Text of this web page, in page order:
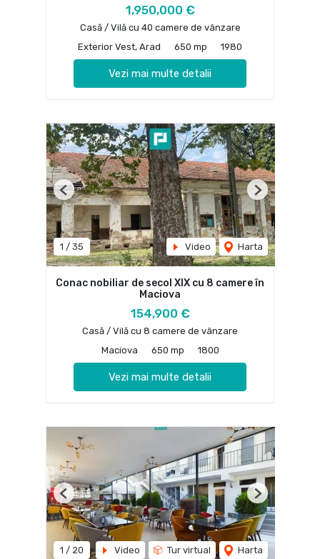
1,950,000 €
Casă / Vilă cu 40 camere de vânzare
Exterior Vest, Arad
650 mp 1980
Vezi mai multe detalii
1 / 35 Video Harta
Previous Next
Conac nobiliar de secol XIX cu 8 camere în
Maciova
154,900 €
Casă / Vilă cu 8 camere de vânzare
Maciova
650 mp 1800
Vezi mai multe detalii
1 / 20 Video Tur virtual Harta
Previous Next